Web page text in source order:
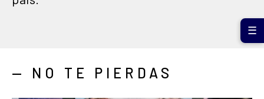
— NO TE PIERDAS
☰